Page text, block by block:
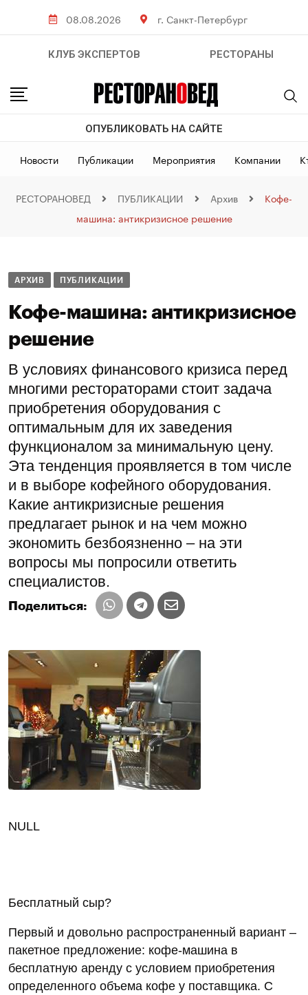
08.08.2026 г. Санкт-Петербург
КЛУБ ЭКСПЕРТОВ РЕСТОРАНЫ
ОПУБЛИКОВАТЬ НА САЙТЕ
Новости Публикации Мероприятия Компании
РЕСТОРАНОВЕД ПУБЛИКАЦИИ Архив
Кофе-
машина: антикризисное решение
АРХИВ ПУБЛИКАЦИИ
Кофе-машина: антикризисное
решение
В условиях финансового кризиса перед
многими рестораторами стоит задача
приобретения оборудования с
оптимальным для их заведения
функционалом за минимальную цену.
Эта тенденция проявляется в том числе
и в выборе кофейного оборудования.
Какие антикризисные решения
предлагает рынок и на чем можно
экономить безбоязненно – на эти
вопросы мы попросили ответить
специалистов.
Поделиться:
NULL
Бесплатный сыр?
Первый и довольно распространенный вариант –
пакетное предложение: кофе-машина в
бесплатную аренду с условием приобретения
определенного объема кофе у поставщика. С